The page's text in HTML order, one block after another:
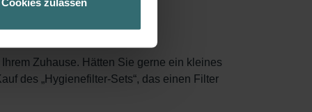
Cookies zulassen
Zuhause. Hätten Sie gerne ein kleines
des „Hygienefilter-Sets“, das einen Filter